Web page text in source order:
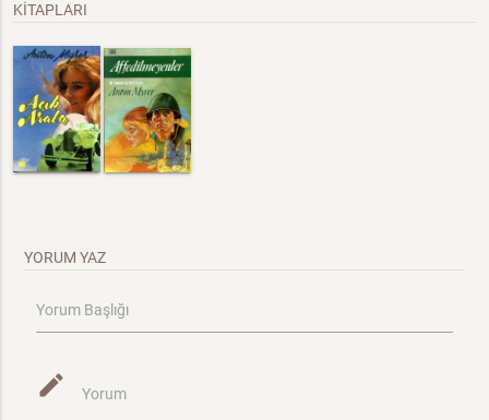
KİTAPLARI
YORUM YAZ
Yorum Başlığı
mode_edit Yorum